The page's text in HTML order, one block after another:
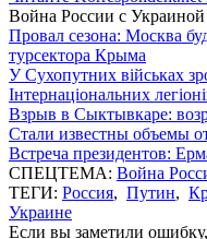
Война России с Украиной
Провал сезона: Москва
турсектора Крыма
У Сухопутних військах
Інтернаціональних
Взрыв в Сыктывкаре:
Стали известны объемы
Встреча президентов:
СПЕЦТЕМА: Война
ТЕГИ: Россия, Путин,
Украине
Если вы заметили